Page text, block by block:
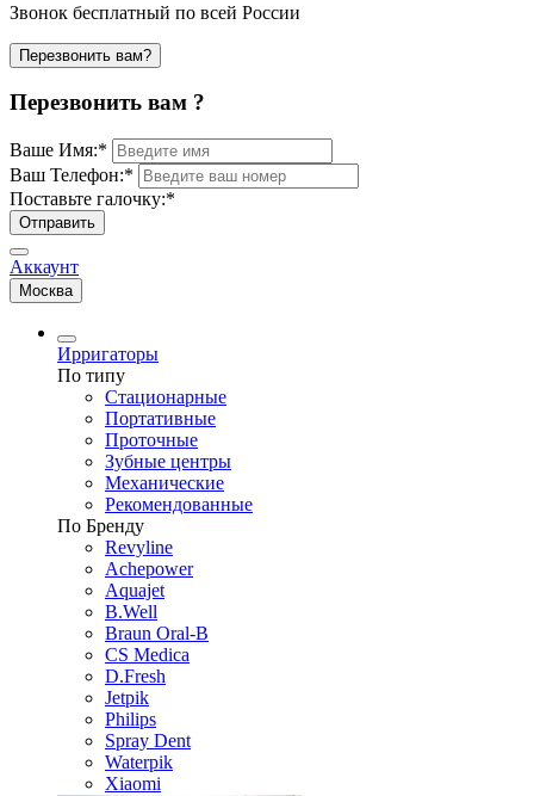
Звонок бесплатный по всей России
Перезвонить вам?
Перезвонить вам ?
Ваше Имя:*
Ваш Телефон:*
Поставьте галочку:*
Отправить
Аккаунт
Москва
Ирригаторы
По типу
Стационарные
Портативные
Проточные
Зубные центры
Механические
Рекомендованные
По Бренду
Revyline
Achepower
Aquajet
B.Well
Braun Oral-B
CS Medica
D.Fresh
Jetpik
Philips
Spray Dent
Waterpik
Xiaomi